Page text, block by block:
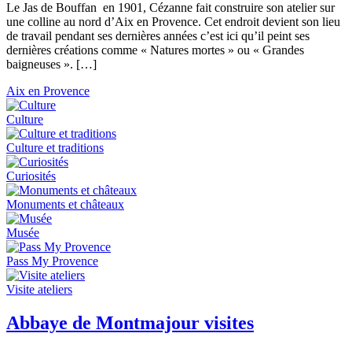
Le Jas de Bouffan en 1901, Cézanne fait construire son atelier sur
une colline au nord d’Aix en Provence. Cet endroit devient son lieu
de travail pendant ses dernières années c’est ici qu’il peint ses
dernières créations comme « Natures mortes » ou « Grandes
baigneuses ». […]
Aix en Provence
Culture
Culture et traditions
Curiosités
Monuments et châteaux
Musée
Pass My Provence
Visite ateliers
Abbaye de Montmajour visites